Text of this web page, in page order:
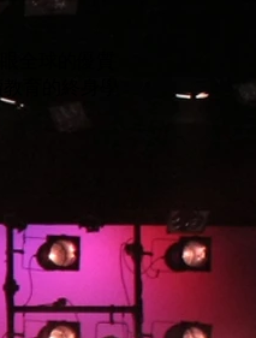
全球的優質
育的終身學